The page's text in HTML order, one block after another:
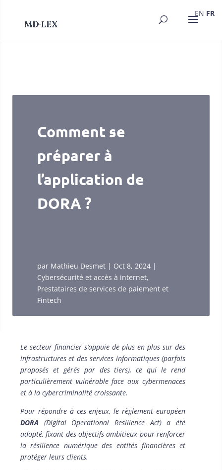
Comment se
préparer à
l’application de
DORA ?
par Mathieu Desmet | Oct 8, 2024 |
Cybersécurité et accès à internet,
Prestataires de services de paiement et
Fintech
Le secteur financier s’appuie de plus en plus sur des
infrastructures et des services informatiques (parfois
proposés et gérés par des tiers), ce qui le rend
particulièrement vulnérable face aux cybermenaces
et à la cybercriminalité croissante.
Pour répondre à ces enjeux, le règlement européen
DORA (Digital Operational Resilience Act) a été
adopté, fixant des objectifs ambitieux pour renforcer
la résilience numérique des entités financières et
protéger leurs clients.
EN FR